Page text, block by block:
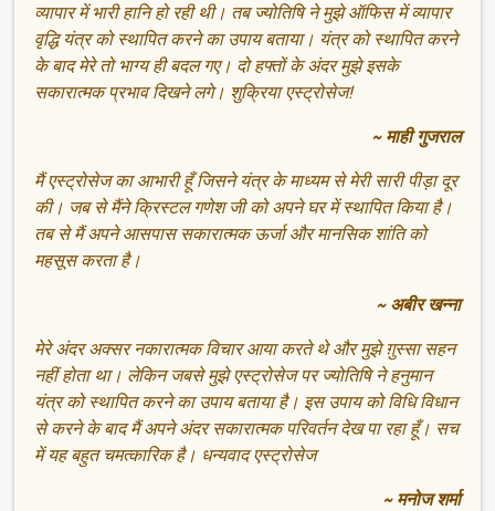
व्यापार में भारी हानि हो रही थी। तब ज्योतिषि ने मुझे ऑफिस में व्यापार
वृद्धि यंत्र को स्थापित करने का उपाय बताया। यंत्र को स्थापित करने
के बाद मेरे तो भाग्य ही बदल गए। दो हफ्तों के अंदर मुझे इसके
सकारात्मक प्रभाव दिखने लगे। शुक्रिया एस्ट्रोसेज!
~ माही गुजराल
मैं एस्ट्रोसेज का आभारी हूँ जिसने यंत्र के माध्यम से मेरी सारी पीड़ा दूर
की। जब से मैंने क्रिस्टल गणेश जी को अपने घर में स्थापित किया है।
तब से मैं अपने आसपास सकारात्मक ऊर्जा और मानसिक शांति को
महसूस करता है।
~ अबीर खन्ना
मेरे अंदर अक्सर नकारात्मक विचार आया करते थे और मुझे ग़ुस्सा सहन
नहीं होता था। लेकिन जबसे मुझे एस्ट्रोसेज पर ज्योतिषि ने हनुमान
यंत्र को स्थापित करने का उपाय बताया है। इस उपाय को विधि विधान
से करने के बाद मैं अपने अंदर सकारात्मक परिवर्तन देख पा रहा हूँ। सच
में यह बहुत चमत्कारिक है। धन्यवाद एस्ट्रोसेज
~ मनोज शर्मा